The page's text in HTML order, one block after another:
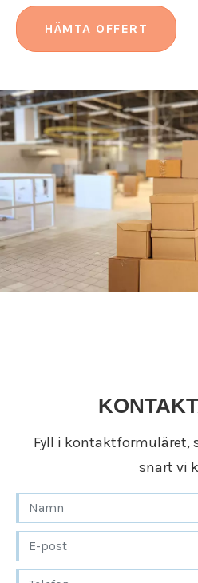
HÄMTA OFFERT
Fyll i kontaktformuläret,
snart vi